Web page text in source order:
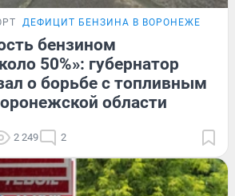
ДЕФИЦИТ БЕНЗИНА В ВОРОНЕЖЕ
бензином
50%»: губернатор
о борьбе с топливным
области
2 249 2